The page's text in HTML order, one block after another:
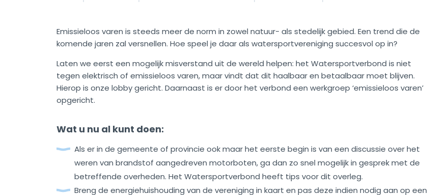
Emissieloos varen is steeds meer de norm in zowel natuur- als stedelijk gebied. Een trend die de
komende jaren zal versnellen. Hoe speel je daar als watersportvereniging succesvol op in?
Laten we eerst een mogelijk misverstand uit de wereld helpen: het Watersportverbond is niet
tegen elektrisch of emissieloos varen, maar vindt dat dit haalbaar en betaalbaar moet blijven.
Hierop is onze lobby gericht. Daarnaast is er door het verbond een werkgroep ‘emissieloos varen’
opgericht.
Wat u nu al kunt doen:
Als er in de gemeente of provincie ook maar het eerste begin is van een discussie over het
weren van brandstof aangedreven motorboten, ga dan zo snel mogelijk in gesprek met de
betreffende overheden. Het Watersportverbond heeft tips voor dit overleg.
Breng de energiehuishouding van de vereniging in kaart en pas deze indien nodig aan op een